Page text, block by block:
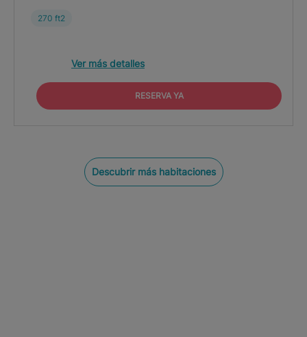
270 ft2
Ver más detalles
RESERVA YA
Descubrir más habitaciones